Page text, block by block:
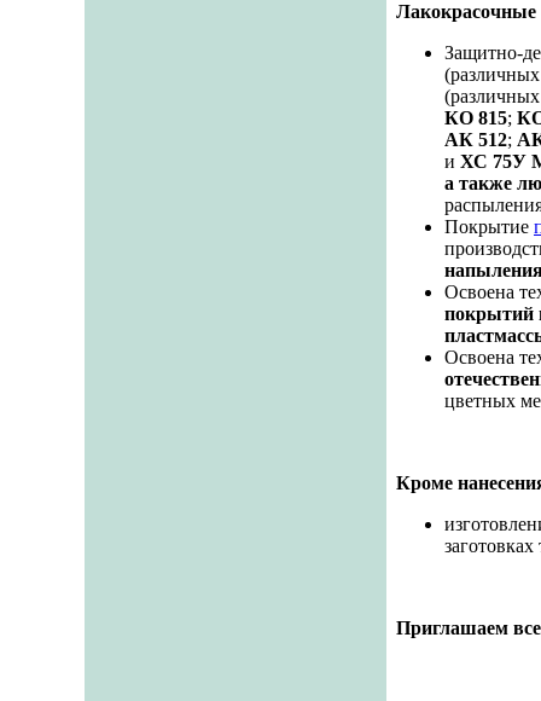
Защитно-
КО 815;
АК 512;
и ХС 75У
а также
Покрытие
Освоена
покрытий
Освоена
цветных
Кроме
Приглашаем